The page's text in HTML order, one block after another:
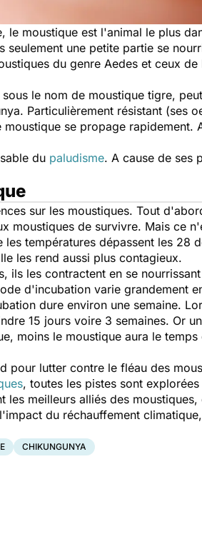
le moustique est l'animal le plus
une petite partie se
du genre Aedes et ceux
le nom de moustique tigre,
Particulièrement résistant (ses
se propage rapidement.
du paludisme. A cause de ses
sur les moustiques. Tout
moustiques de survivre. Mais ce
températures dépassent les 28
les rend aussi plus contagieux.
ils les contractent en se
d'incubation varie grandement
dure environ une semaine.
15 jours voire 3 semaines. Or
moins le moustique aura le
pour lutter contre le fléau des
, toutes les pistes sont
meilleurs alliés des
du réchauffement
CHIKUNGUNYA